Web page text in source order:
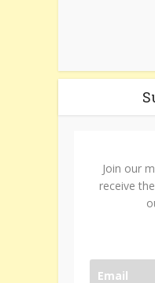
Join our
receive